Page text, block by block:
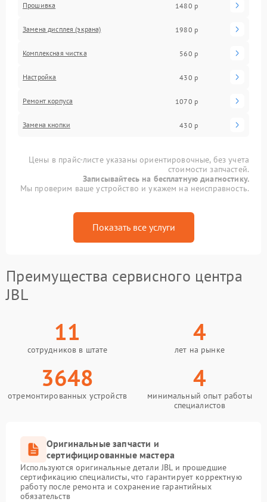
Прошивка 1480 р
Замена дисплея (экрана) 1980 р
Комплексная чистка 560 р
Настройка 430 р
Ремонт корпуса 1070 р
Замена кнопки 430 р
Цены в прайс-листе указаны ориентировочные, без учета
стоимости запчастей.
Записывайтесь на бесплатную диагностику.
Мы проверим ваше устройство и укажем на неисправность.
Показать все услуги
Преимущества сервисного центра
JBL
11
сотрудников в штате
4
лет на рынке
3648
отремонтированных устройств
4
минимальный опыт работы
специалистов
Оригинальные запчасти и
сертифицированные мастера
Используются оригинальные детали JBL и прошедшие
сертификацию специалисты, что гарантирует корректную
работу после ремонта и сохранение гарантийных
обязательств